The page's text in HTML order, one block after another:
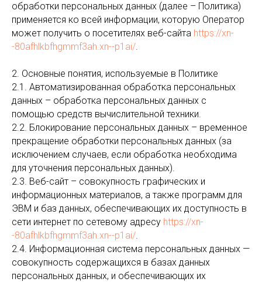
обработки персональных данных (далее – Политика)
применяется ко всей информации, которую Оператор
может получить о посетителях веб-сайта https://xn-
-80afhlkbfhgmmf3ah.xn--p1ai/.
2. Основные понятия, используемые в Политике
2.1. Автоматизированная обработка персональных
данных – обработка персональных данных с
помощью средств вычислительной техники.
2.2. Блокирование персональных данных – временное
прекращение обработки персональных данных (за
исключением случаев, если обработка необходима
для уточнения персональных данных).
2.3. Веб-сайт – совокупность графических и
информационных материалов, а также программ для
ЭВМ и баз данных, обеспечивающих их доступность в
сети интернет по сетевому адресу https://xn-
-80afhlkbfhgmmf3ah.xn--p1ai/.
2.4. Информационная система персональных данных —
совокупность содержащихся в базах данных
персональных данных, и обеспечивающих их